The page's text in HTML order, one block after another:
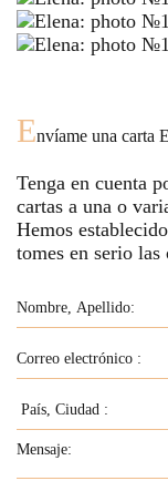
Envíame una carta
Tenga en cuenta
cartas a una o
Hemos
tomes en serio las